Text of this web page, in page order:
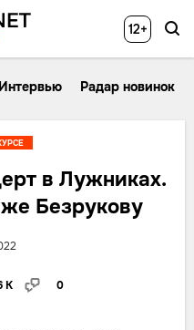
12+
Интервью Радар новинок
в Лужниках.
Безрукову
K 0